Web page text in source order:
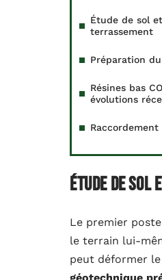
Étude de sol
terrassement
Préparation
Résines bas
évolutions
Étude de sol
Le premier
le terrain lui-
peut déformer